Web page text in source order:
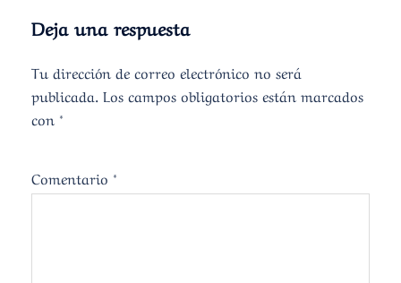
Deja una respuesta
Tu dirección de correo electrónico no será
publicada. Los campos obligatorios están marcados
con *
Comentario *